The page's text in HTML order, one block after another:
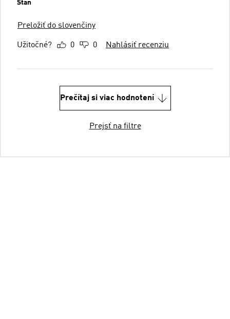
Stan
Preložiť do slovenčiny
Užitočné? 0 0 Nahlásiť recenziu
Prečítaj si viac hodnotení
Prejsť na filtre